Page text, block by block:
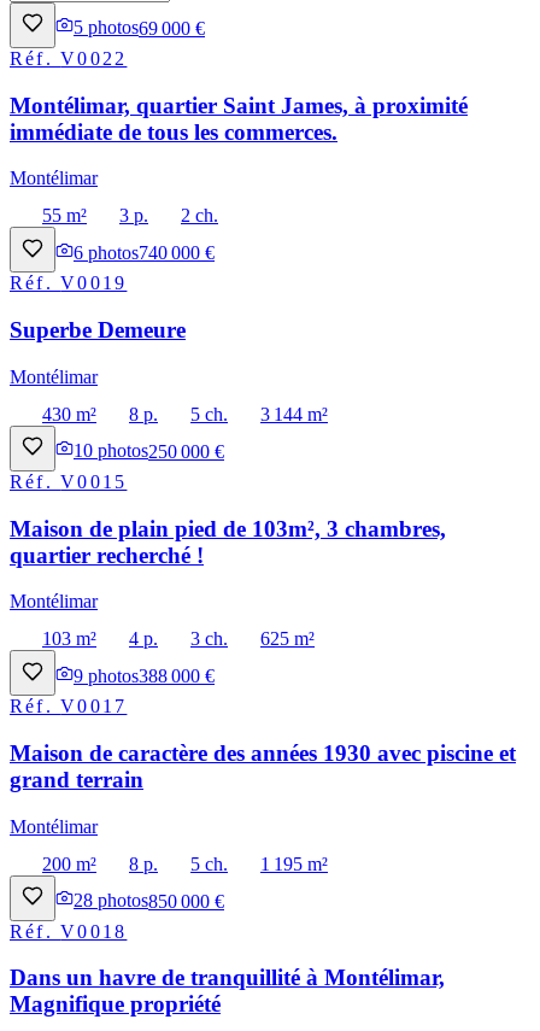
5 photos69 000 €
Réf.V0022
Montélimar, quartier Saint James, à proximité
immédiate de tous les commerces.
Montélimar
55 m²
3 p.
2 ch.
6 photos740 000 €
Réf.V0019
Superbe Demeure
Montélimar
430 m²
8 p. 5 ch.
3 144 m²
10 photos250 000 €
Réf.V0015
Maison de plain pied de 103m², 3 chambres,
quartier recherché !
Montélimar
103 m²
4 p. 3 ch.
625 m²
9 photos388 000 €
Réf.V0017
Maison de caractère des années 1930 avec piscine et
grand terrain
Montélimar
200 m²
8 p. 5 ch.
1 195 m²
28 photos850 000 €
Réf.V0018
Dans un havre de tranquillité à Montélimar,
Magnifique propriété